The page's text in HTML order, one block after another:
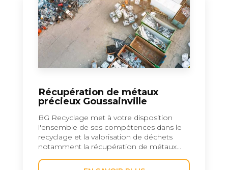
Récupération de métaux
précieux Goussainville
BG Recyclage met à votre disposition
l'ensemble de ses compétences dans le
recyclage et la valorisation de déchets
notamment la récupération de métaux...